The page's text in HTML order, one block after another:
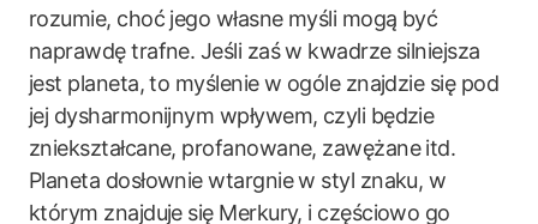
rozumie, choć jego własne myśli mogą być
naprawdę trafne. Jeśli zaś w kwadrze silniejsza
jest planeta, to myślenie w ogóle znajdzie się pod
jej dysharmonijnym wpływem, czyli będzie
zniekształcane, profanowane, zawężane itd.
Planeta dosłownie wtargnie w styl znaku, w
którym znajduje się Merkury, i częściowo go